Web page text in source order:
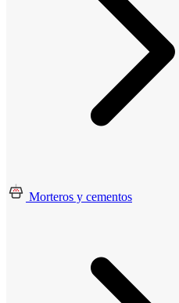
Morteros y cementos